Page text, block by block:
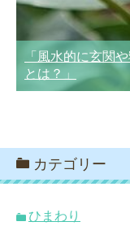
「風水的に玄関
とは？」
カテゴリー
ひまわり